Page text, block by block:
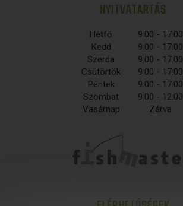
NYITVATARTÁS
Hétfő
9:00 - 17:00
Kedd
9:00 - 17:00
Szerda
9:00 - 17:00
Csütörtök
9:00 - 17:00
Péntek
9:00 - 17:00
Szombat
9:00 - 12:00
Vasárnap
Zárva